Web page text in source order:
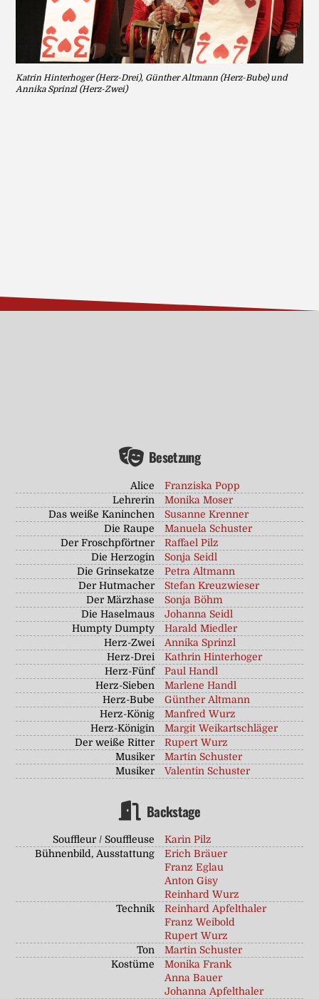
Katrin Hinterhoger (Herz-Drei), Günther Altmann (Herz-Bube) und
Annika Sprinzl (Herz-Zwei)
Besetzung
Alice
Franziska Popp
Lehrerin
Monika Moser
Das weiße Kaninchen
Susanne Krenner
Die Raupe
Manuela Schuster
Der Froschpförtner
Raffael Pilz
Die Herzogin
Sonja Seidl
Die Grinsekatze
Petra Altmann
Der Hutmacher
Stefan Kreuzwieser
Der Märzhase
Sonja Böhm
Die Haselmaus
Johanna Seidl
Humpty Dumpty
Harald Miedler
Herz-Zwei
Annika Sprinzl
Herz-Drei
Kathrin Hinterhoger
Herz-Fünf
Paul Handl
Herz-Sieben
Marlene Handl
Herz-Bube
Günther Altmann
Herz-König
Manfred Wurz
Herz-Königin
Margit Weikartschläger
Der weiße Ritter
Rupert Wurz
Musiker
Martin Schuster
Musiker
Valentin Schuster
Backstage
Souffleur / Souffleuse
Karin Pilz
Bühnenbild, Ausstattung
Erich Bräuer
Franz Eglau
Anton Gisy
Reinhard Wurz
Technik
Reinhard Apfelthaler
Franz Weibold
Rupert Wurz
Ton
Martin Schuster
Kostüme
Monika Frank
Anna Bauer
Johanna Apfelthaler